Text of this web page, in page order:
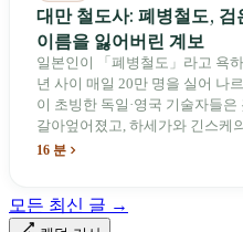
대만 철도사: 폐병철도,
이름을 잃어버린 계보
일본인이 「폐병철도」라고 욕
년 사이 매일 20만 명을 실어 나
이 초빙한 독일·영국 기술자들
갈아엎어졌고, 하세가와 긴스케
이름과 번호가 바뀌었다. 세대마
다. 마침내 푸유마·타로코 세대
16 분
모든 최신 글 →